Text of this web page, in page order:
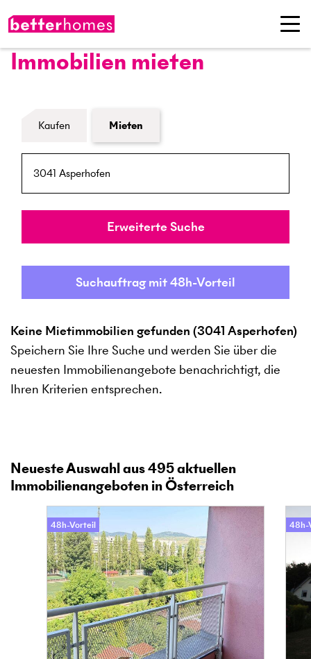
Immobilien mieten
Formular Immobiliensuche
Kaufen Mieten
Umkreis
Erweiterte Suche
Suchauftrag mit 48h-Vorteil
Keine Mietimmobilien gefunden (3041 Asperhofen)
Speichern Sie Ihre Suche und werden Sie über die
neuesten Immobilienangebote benachrichtigt, die
Ihren Kriterien entsprechen.
Neueste Auswahl aus495aktuellen
Immobilienangeboten in Österreich
48h-Vorteil 48h-